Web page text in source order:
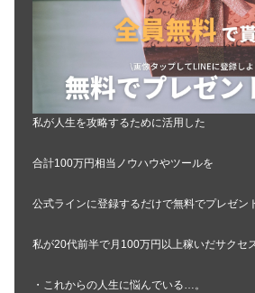
私が人生を攻略するために活用した
合計100万円相当ノウハウやツールを
公式ラインに登録するだけで無料でプレゼン
私が20代前半で月100万円以上稼いだサクセ
・これからの人生に悩んでいる…。